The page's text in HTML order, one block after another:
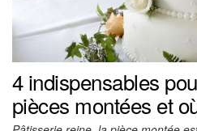
4 indispensables
pièces montées et